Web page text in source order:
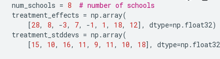
num_schools = 8
# number of schools
treatment_effects = np .array(
[28, 8, -3, 7, -1 , 1 , 18, 12], dtype=np . float32)
treatment_stddevs = np .array(
[15, 10, 16, 11 , 9, 11 , 10, 18], dtype=np . float32